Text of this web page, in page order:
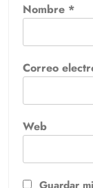
Nombre *
Correo
Web